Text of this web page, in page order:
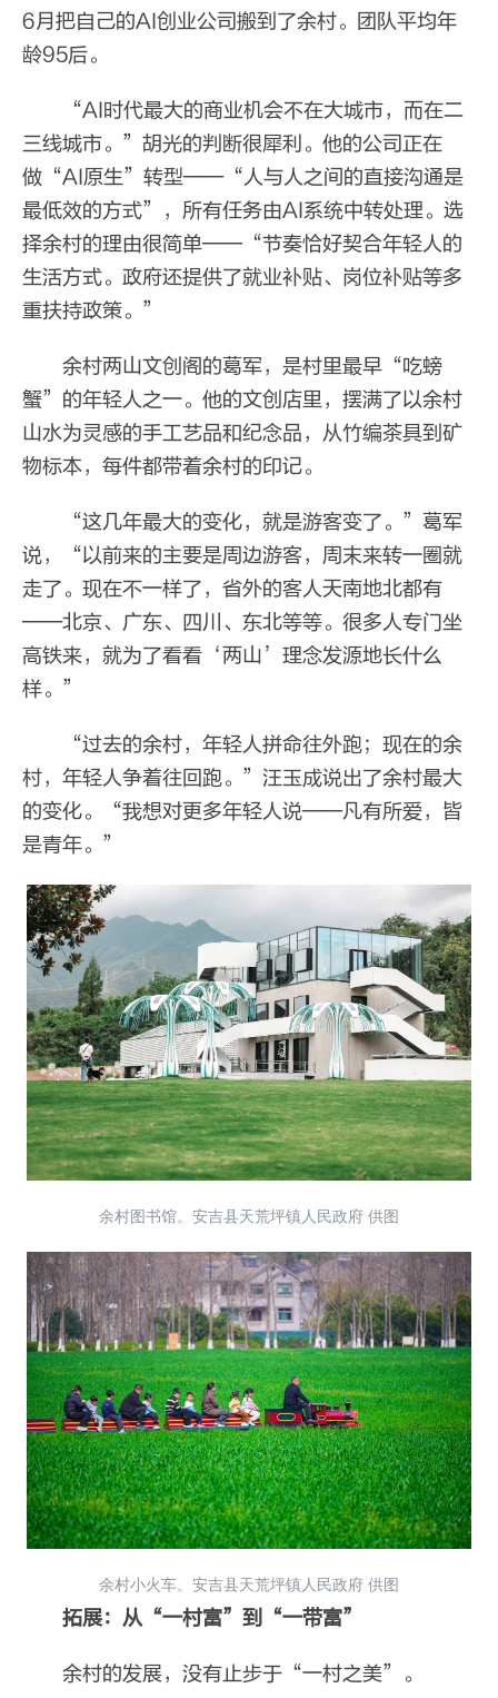
6月把自己的AI创业公司搬到了余村。团队平均年
龄95后。
“AI时代最大的商业机会不在大城市，而在二
三线城市。”胡光的判断很犀利。他的公司正在
做“AI原生”转型——“人与人之间的直接沟通是
最低效的方式”，所有任务由AI系统中转处理。选
择余村的理由很简单——“节奏恰好契合年轻人的
生活方式。政府还提供了就业补贴、岗位补贴等多
重扶持政策。”
余村两山文创阁的葛军，是村里最早“吃螃
蟹”的年轻人之一。他的文创店里，摆满了以余村
山水为灵感的手工艺品和纪念品，从竹编茶具到矿
物标本，每件都带着余村的印记。
“这几年最大的变化，就是游客变了。”葛军
说，“以前来的主要是周边游客，周末来转一圈就
走了。现在不一样了，省外的客人天南地北都有
——北京、广东、四川、东北等等。很多人专门坐
高铁来，就为了看看‘两山’理念发源地长什么
样。”
“过去的余村，年轻人拼命往外跑；现在的余
村，年轻人争着往回跑。”汪玉成说出了余村最大
的变化。“我想对更多年轻人说——凡有所爱，皆
是青年。”
余村图书馆。安吉县天荒坪镇人民政府 供图
余村小火车。安吉县天荒坪镇人民政府 供图
拓展：从“一村富”到“一带富”
余村的发展，没有止步于“一村之美”。